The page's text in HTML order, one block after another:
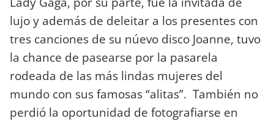
lujo y además de deleitar a los presentes con
tres canciones de su núevo disco Joanne, tuvo
la chance de pasearse por la pasarela
rodeada de las más lindas mujeres del
mundo con sus famosas “alitas”. También no
perdió la oportunidad de fotografiarse en